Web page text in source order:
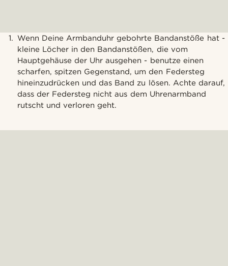
Wenn Deine Armbanduhr gebohrte Bandanstöße hat -
kleine Löcher in den Bandanstößen, die vom
Hauptgehäuse der Uhr ausgehen - benutze einen
scharfen, spitzen Gegenstand, um den Federsteg
hineinzudrücken und das Band zu lösen. Achte darauf,
dass der Federsteg nicht aus dem Uhrenarmband
rutscht und verloren geht.